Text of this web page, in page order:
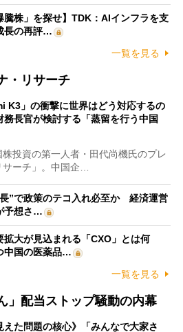
騰株」を探せ】TDK：AIインフラを支
長の再評…
一覧を見る
・リサーチ
K3」の衝撃に世界はどう対応するの
長官が検討する「蒸留を行う中国
投資の第一人者・田代尚機氏のプレ
ーチ」。中国企…
”で政策のテコ入れ必至か 経済運営
予想さ…
拡大が見込まれる「CXO」とは何
中国の医薬品…
一覧を見る
」配当ストップ騒動の内幕
えた問題の核心》「みんなで大家さ